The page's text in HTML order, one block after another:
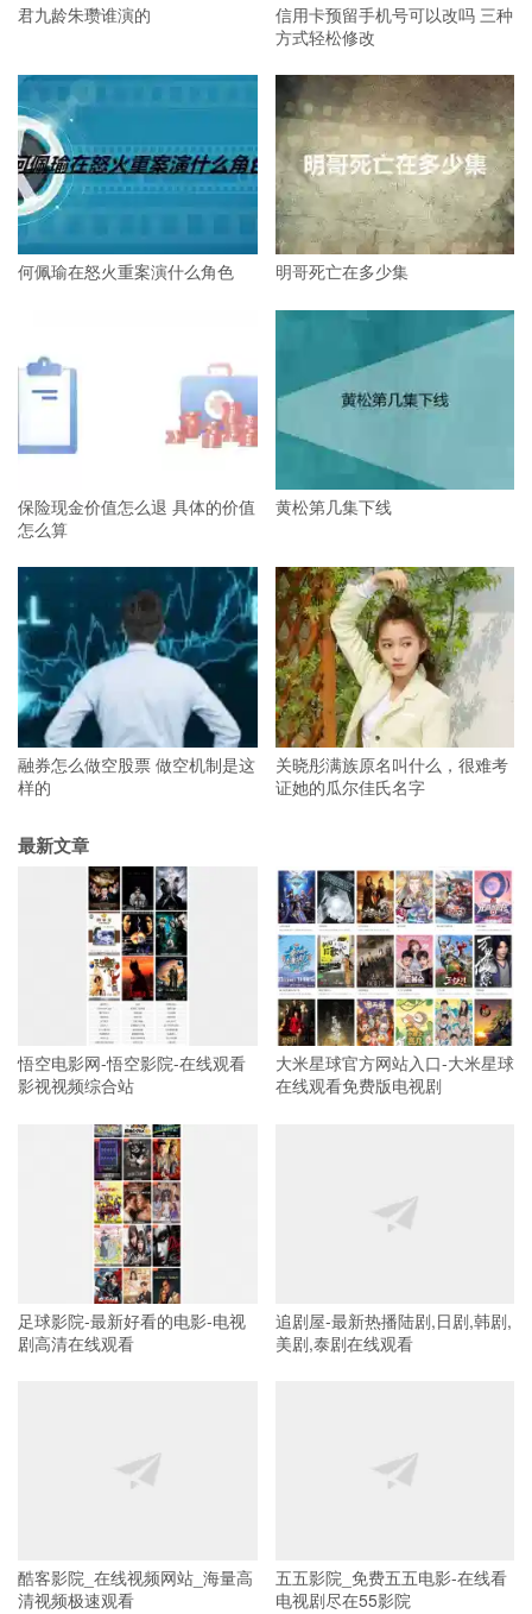
君九龄朱瓒谁演的
信用卡预留手机号可以改吗 三种
方式轻松修改
何佩瑜在怒火重案演什么角色 明哥死亡在多少集
保险现金价值怎么退 具体的价值
怎么算
黄松第几集下线
融券怎么做空股票 做空机制是这
样的
关晓彤满族原名叫什么，很难考
证她的瓜尔佳氏名字
最新文章
悟空电影网-悟空影院-在线观看
影视视频综合站
大米星球官方网站入口-大米星球
在线观看免费版电视剧
足球影院-最新好看的电影-电视
剧高清在线观看
追剧屋-最新热播陆剧,日剧,韩剧,
美剧,泰剧在线观看
酷客影院_在线视频网站_海量高
清视频极速观看
五五影院_免费五五电影-在线看
电视剧尽在55影院